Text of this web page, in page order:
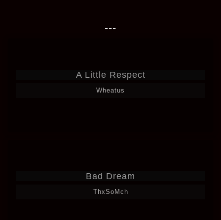
---
A Little Respect
Wheatus
Bad Dream
ThxSoMch